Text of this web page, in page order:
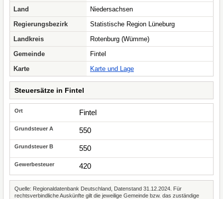
Land
Niedersachsen
Regierungsbezirk
Statistische Region Lüneburg
Landkreis
Rotenburg (Wümme)
Gemeinde
Fintel
Karte
Karte und Lage
Steuersätze in Fintel
Fintel
550
550
420
Quelle: Regionaldatenbank Deutschland, Datenstand 31.12.2024. Für
rechtsverbindliche Auskünfte gilt die jeweilige Gemeinde bzw. das zuständige